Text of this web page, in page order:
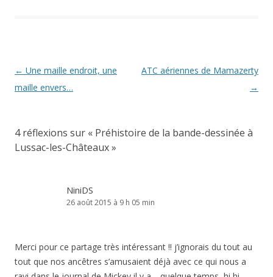
Navigation
des
← Une maille endroit, une
maille envers…
ATC aériennes de Mamazerty
→
4 réflexions sur « Préhistoire de la bande-dessinée à
Lussac-les-Châteaux»
NiniDS
26 août 2015 à 9 h 05 min
Merci pour ce partage très intéressant !! j’ignorais du tout au
tout que nos ancêtres s’amusaient déjà avec ce qui nous a